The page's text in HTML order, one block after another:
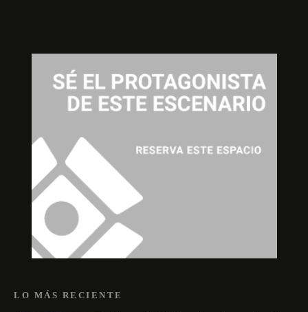
LO MÁS RECIENTE